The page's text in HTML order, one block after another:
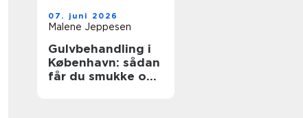
07. juni 2026
Malene Jeppesen
Gulvbehandling i
København: sådan
får du smukke og